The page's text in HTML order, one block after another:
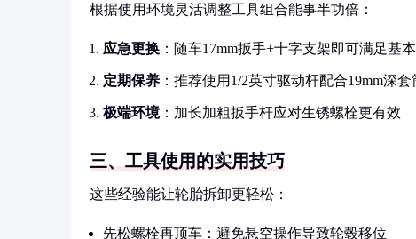
根据使用环境灵活调整工具组合能事半功倍：
应急更换 ：随车17mm扳手+十字支架即可满足基
定期保养 ：推荐使用1/2英寸驱动杆配合19mm深套
极端环境：加长加粗扳手杆应对生锈螺栓更有效
三、工具使用的实用技巧
这些经验能让轮胎拆卸更轻松：
先松螺栓再顶车：避免悬空操作导致轮毂移位